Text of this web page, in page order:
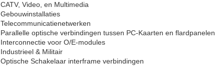
CATV, Video, en Multimedia
Gebouwinstallaties
Telecommunicatienetwerken
Parallelle optische verbindingen tussen PC-Kaarten en flardpanelen
Interconnectie voor O/E-modules
Industrieel & Militair
Optische Schakelaar interframe verbindingen